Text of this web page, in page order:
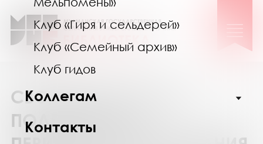
Клуб «Гиря и сельдерей»
Клуб «Семейный архив»
Клуб гидов
Коллегам
Контакты
СВОДНЫЙ КАТАЛОГ
ПОДПИСКИ НА